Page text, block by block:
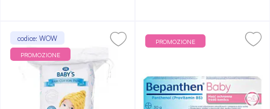
codice: WOW
PROMOZIONE
PROMOZIONE